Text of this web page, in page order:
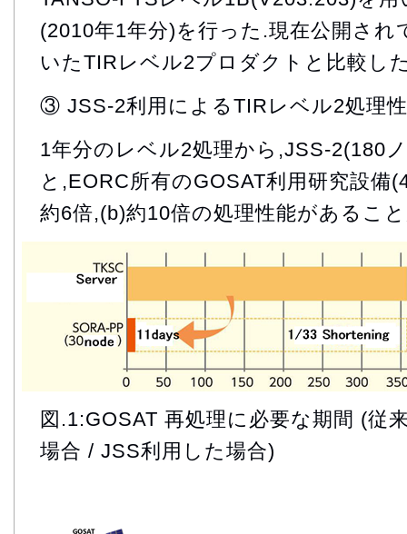
(2010年1年分)を行った.現在公開され
いたTIRレベル2プロダクトと比較し
③ JSS-2利用によるTIRレベル2処理
1年分のレベル2処理から,JSS-2(180
と,EORC所有のGOSAT利用研究設備
約6倍,(b)約10倍の処理性能があるこ
図.1:GOSAT 再処理に必要な期間 (従
場合 / JSS利用した場合)